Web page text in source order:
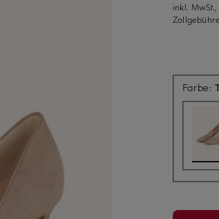
inkl. MwSt.,
Farbe: